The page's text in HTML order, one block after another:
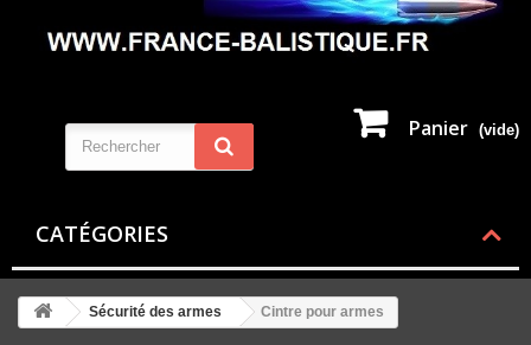
Panier (vide)
CATÉGORIES
Sécurité des armes Cintre pour armes